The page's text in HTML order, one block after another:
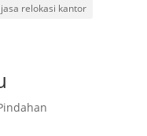
jasa relokasi kantor